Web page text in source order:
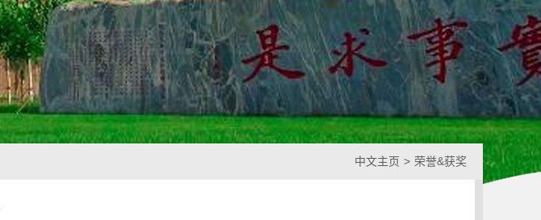
中文主页 > 荣誉&获奖